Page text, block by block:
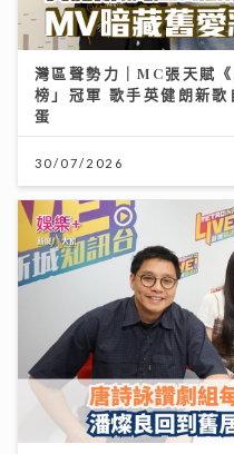
灣區聲勢力｜MC張天賦
榜」冠軍 歌手英健朗新
蛋
30/07/2026